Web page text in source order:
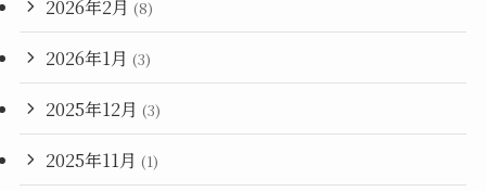
2026年2月 (8)
2026年1月 (3)
2025年12月 (3)
2025年11月 (1)